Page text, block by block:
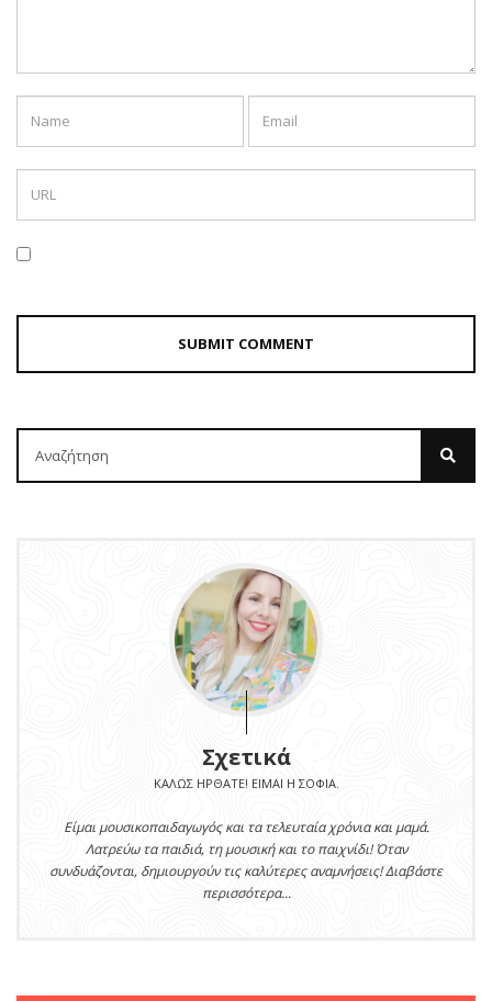
Σχετικά
ΚΑΛΏΣ ΉΡΘΑΤΕ! ΕΊΜΑΙ Η ΣΟΦΊΑ.
Είμαι μουσικοπαιδαγωγός και τα τελευταία χρόνια και μαμά.
Λατρεύω τα παιδιά, τη μουσική και το παιχνίδι! Όταν
συνδυάζονται, δημιουργούν τις καλύτερες αναμνήσεις! Διαβάστε
περισσότερα...